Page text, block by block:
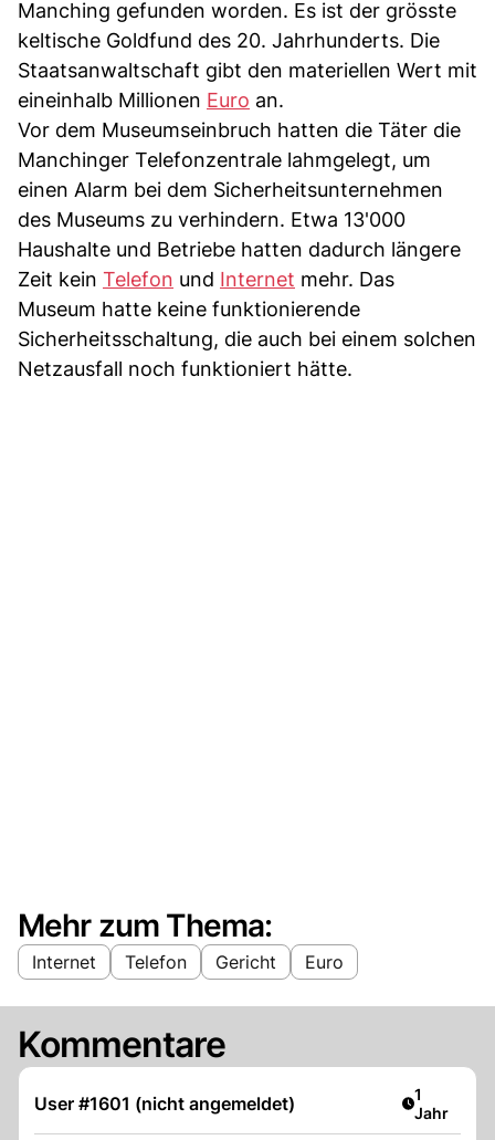
Manching gefunden worden. Es ist der grösste
keltische Goldfund des 20. Jahrhunderts. Die
Staatsanwaltschaft gibt den materiellen Wert mit
eineinhalb Millionen Euro an.
Vor dem Museumseinbruch hatten die Täter die
Manchinger Telefonzentrale lahmgelegt, um
einen Alarm bei dem Sicherheitsunternehmen
des Museums zu verhindern. Etwa 13'000
Haushalte und Betriebe hatten dadurch längere
Zeit kein Telefon und Internet mehr. Das
Museum hatte keine funktionierende
Sicherheitsschaltung, die auch bei einem solchen
Netzausfall noch funktioniert hätte.
Mehr zum Thema:
Internet Telefon Gericht Euro
Kommentare
User #1601 (nicht angemeldet) Artikel
1
Jahr